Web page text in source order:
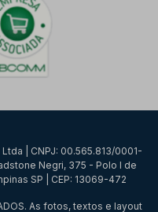
| CNPJ: 00.565.813/0001-
Negri, 375 - Polo I de
SP | CEP: 13069-472
As fotos, textos e layout